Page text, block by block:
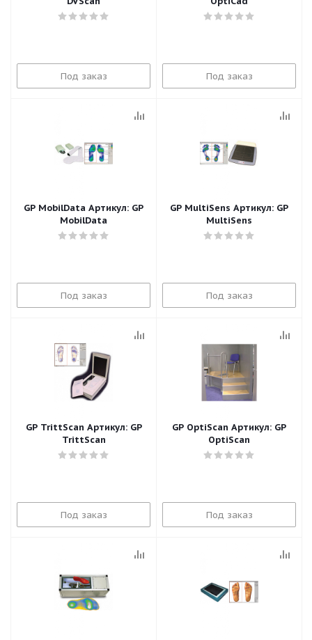
Под заказ Под заказ
GP MobilData Артикул: GP
MobilData
Под заказ
GP MultiSens Артикул: GP
MultiSens
Под заказ
GP TrittScan Артикул: GP
TrittScan
Под заказ
GP OptiScan Артикул: GP
OptiScan
Под заказ